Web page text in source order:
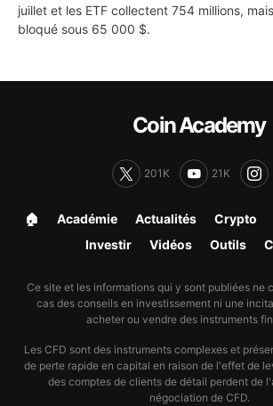
juillet et les ETF collectent 754 millions,
bloqué sous 65 000 $.
Coin Academy
201K 21K
🏠︎ Académie Actualités Crypto
Investir Vidéos Outils
Ce site et les informations qui y sont publiées ne
cas des conseils en investissement ni une
acheter ou vendre des instruments
Les CFD sont des instruments complexes et
de perte rapide en capital en raison de l'effet de
des comptes de clients de détail perdent de
négociation de CFD.